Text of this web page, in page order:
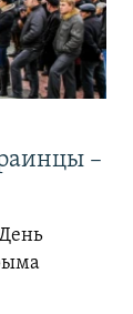
–